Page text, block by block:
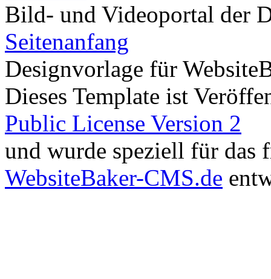
Bild- und Videoportal der
Seitenanfang
Designvorlage für
Dieses Template ist
Public License Version 2
und wurde speziell für das
WebsiteBaker-CMS.de